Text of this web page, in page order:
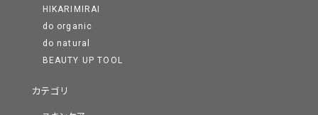
HIKARIMIRAI
do organic
do natural
BEAUTY UP TOOL
カテゴリ